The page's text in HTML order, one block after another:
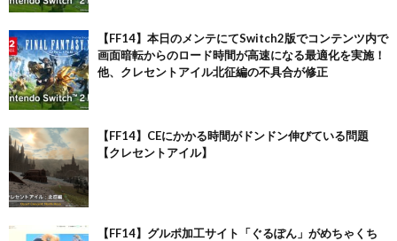
【FF14】本日のメンテにてSwitch2版でコンテンツ内で
画面暗転からのロード時間が高速になる最適化を実施！
他、クレセントアイル北征編の不具合が修正
【FF14】CEにかかる時間がドンドン伸びている問題
【クレセントアイル】
【FF14】グルポ加工サイト「ぐるぽん」がめちゃくち